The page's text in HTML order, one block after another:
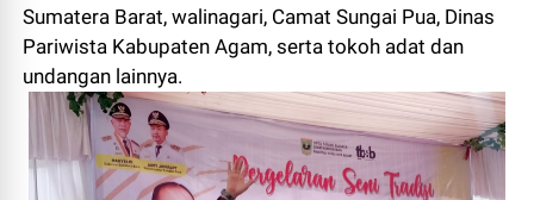
Sumatera Barat, walinagari, Camat Sungai Pua, Dinas
Pariwista Kabupaten Agam, serta tokoh adat dan
undangan lainnya.